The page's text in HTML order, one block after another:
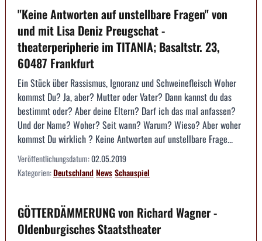
"Keine Antworten auf unstellbare Fragen" von
und mit Lisa Deniz Preugschat -
theaterperipherie im TITANIA; Basaltstr. 23,
60487 Frankfurt
Ein Stück über Rassismus, Ignoranz und Schweinefleisch Woher
kommst Du? Ja, aber? Mutter oder Vater? Dann kannst du das
bestimmt oder? Aber deine Eltern? Darf ich das mal anfassen?
Und der Name? Woher? Seit wann? Warum? Wieso? Aber woher
kommst Du wirklich ? Keine Antworten auf unstellbare Frage...
Veröffentlichungsdatum:02.05.2019
Kategorien:DeutschlandNewsSchauspiel
GÖTTERDÄMMERUNG von Richard Wagner -
Oldenburgisches Staatstheater